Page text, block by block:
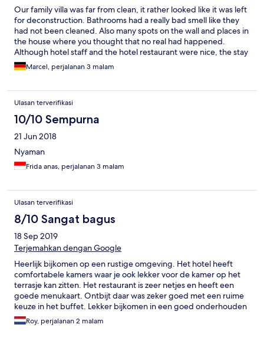
Our family villa was far from clean, it rather looked like it was left
for deconstruction. Bathrooms had a really bad smell like they
had not been cleaned. Also many spots on the wall and places in
the house where you thought that no real had happened.
Although hotel staff and the hotel restaurant were nice, the stay
was unpleasant due to the lack of cleanliness.
Marcel, perjalanan 3 malam
Ulasan terverifikasi
10/10 Sempurna
21 Jun 2018
Nyaman
Frida anas, perjalanan 3 malam
Ulasan terverifikasi
8/10 Sangat bagus
18 Sep 2019
Terjemahkan dengan Google
Heerlijk bijkomen op een rustige omgeving. Het hotel heeft
comfortabele kamers waar je ook lekker voor de kamer op het
terrasje kan zitten. Het restaurant is zeer netjes en heeft een
goede menukaart. Ontbijt daar was zeker goed met een ruime
keuze in het buffet. Lekker bijkomen in een goed onderhouden
zwembad.
Roy, perjalanan 2 malam